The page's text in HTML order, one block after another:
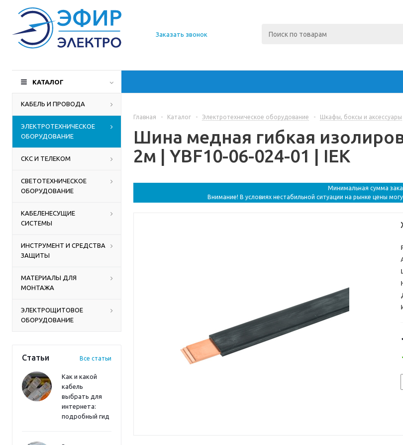
О компании
Доставка
Производители
Контакты
Заказать звонок
КАТАЛОГ
КАБЕЛЬ И ПРОВОДА
ЭЛЕКТРОТЕХНИЧЕСКОЕ
ОБОРУДОВАНИЕ
СКС И ТЕЛЕКОМ
СВЕТОТЕХНИЧЕСКОЕ
ОБОРУДОВАНИЕ
КАБЕЛЕНЕСУЩИЕ
СИСТЕМЫ
ИНСТРУМЕНТ И СРЕДСТВА
ЗАЩИТЫ
МАТЕРИАЛЫ ДЛЯ
МОНТАЖА
ЭЛЕКТРОЩИТОВОЕ
ОБОРУДОВАНИЕ
Статьи Все статьи
Как и какой
кабель
выбрать для
интернета:
подробный гид
Главная - Каталог - Электротехническое оборудование - Шкафы, боксы и аксессуары
Шина медная гибкая
2м | YBF10-06-024-01 | IEK
Минимальная сумма
Внимание! В условиях нестабильной ситуации на рынке цены